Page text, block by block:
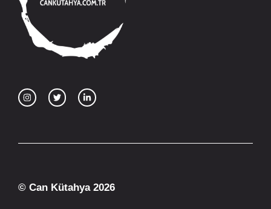
© Can Kütahya 2026